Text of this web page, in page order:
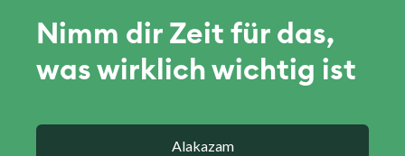
Nimm dir Zeit für das,
was wirklich wichtig ist
Alakazam